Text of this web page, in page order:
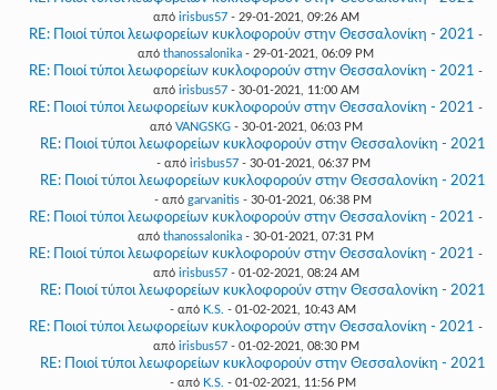
από irisbus57- 29-01-2021, 09:26 AM
RE: Ποιοί τύποι λεωφορείων κυκλοφορούν στην Θεσσαλονίκη - 2021 -
από thanossalonika - 29-01-2021, 06:09 PM
RE: Ποιοί τύποι λεωφορείων κυκλοφορούν στην Θεσσαλονίκη - 2021 -
από irisbus57- 30-01-2021, 11:00 AM
RE: Ποιοί τύποι λεωφορείων κυκλοφορούν στην Θεσσαλονίκη - 2021 -
από VANGSKG- 30-01-2021, 06:03 PM
RE: Ποιοί τύποι λεωφορείων κυκλοφορούν στην Θεσσαλονίκη - 2021
- από irisbus57- 30-01-2021, 06:37 PM
RE: Ποιοί τύποι λεωφορείων κυκλοφορούν στην Θεσσαλονίκη - 2021
- από garvanitis - 30-01-2021, 06:38 PM
RE: Ποιοί τύποι λεωφορείων κυκλοφορούν στην Θεσσαλονίκη - 2021 -
από thanossalonika - 30-01-2021, 07:31 PM
RE: Ποιοί τύποι λεωφορείων κυκλοφορούν στην Θεσσαλονίκη - 2021 -
από irisbus57- 01-02-2021, 08:24 AM
RE: Ποιοί τύποι λεωφορείων κυκλοφορούν στην Θεσσαλονίκη - 2021
- από K.S. - 01-02-2021, 10:43 AM
RE: Ποιοί τύποι λεωφορείων κυκλοφορούν στην Θεσσαλονίκη - 2021 -
από irisbus57- 01-02-2021, 08:30 PM
RE: Ποιοί τύποι λεωφορείων κυκλοφορούν στην Θεσσαλονίκη - 2021
- από K.S. - 01-02-2021, 11:56 PM